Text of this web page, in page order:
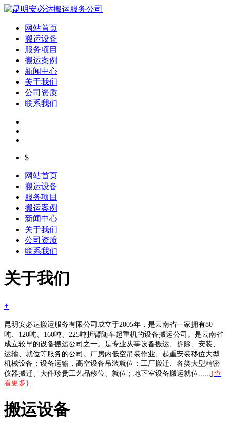
网站首页
搬运设备
服务项目
搬运案例
新闻中心
关于我们
公司资质
联系我们
$
网站首页
搬运设备
服务项目
搬运案例
新闻中心
关于我们
公司资质
联系我们
关于我们
+
昆明安必达搬运服务有限公司成立于2005年，是云南省一家拥有80
吨、120吨、160吨、225吨折臂随车起重机的设备搬运公司。是云南省
成立较早的设备搬运公司之一。是专业从事设备搬运、拆除、安装、
运输、就位等服务的公司。厂房内低空吊装作业、起重安装移位大型
机械设备；设备运输，高空设备吊装就位；工厂搬迁、各类大型精密
仪器搬迁、大件珍贵工艺品移位、就位；地下室设备搬运就位...... {查
看更多}
搬运设备